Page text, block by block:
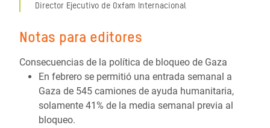
Director Ejecutivo de Oxfam Internacional
Notas para editores
Consecuencias de la política de bloqueo de Gaza
En febrero se permitió una entrada semanal a
Gaza de 545 camiones de ayuda humanitaria,
solamente 41% de la media semanal previa al
bloqueo.